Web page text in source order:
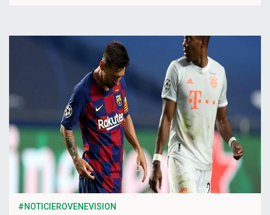
#NOTICIEROVENEVISION